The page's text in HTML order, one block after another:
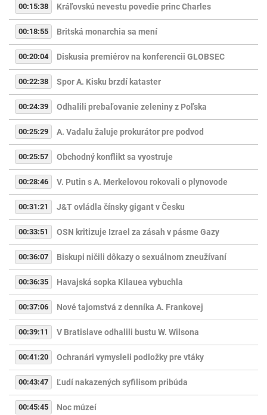
00:15:38 Kráľovskú nevestu povedie princ Charles
00:18:55 Britská monarchia sa mení
00:20:04 Diskusia premiérov na konferencii GLOBSEC
00:22:38 Spor A. Kisku brzdí kataster
00:24:39 Odhalili prebaľovanie zeleniny z Poľska
00:25:29 A. Vadalu žaluje prokurátor pre podvod
00:25:57 Obchodný konflikt sa vyostruje
00:28:46 V. Putin s A. Merkelovou rokovali o plynovode
00:31:21 J&T ovládla čínsky gigant v Česku
00:33:51 OSN kritizuje Izrael za zásah v pásme Gazy
00:36:07 Biskupi ničili dôkazy o sexuálnom zneužívaní
00:36:35 Havajská sopka Kilauea vybuchla
00:37:06 Nové tajomstvá z denníka A. Frankovej
00:39:11 V Bratislave odhalili bustu W. Wilsona
00:41:20 Ochranári vymysleli podložky pre vtáky
00:43:47 Ľudí nakazených syfilisom pribúda
00:45:45 Noc múzeí